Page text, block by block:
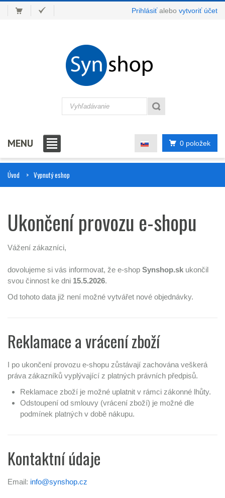
Prihlásiťalebo vytvoriť účet
0 položek
MENU
Úvod Vypnutý eshop
Ukončení provozu e-shopu
Vážení zákazníci,
dovolujeme si vás informovat, že e-shop Synshop.sk ukončil
svou činnost ke dni 15.5.2026.
Od tohoto data již není možné vytvářet nové objednávky.
Reklamace a vrácení zboží
I po ukončení provozu e-shopu zůstávají zachována veškerá
práva zákazníků vyplývající z platných právních předpisů.
Reklamace zboží je možné uplatnit v rámci zákonné lhůty.
Odstoupení od smlouvy (vrácení zboží) je možné dle
podmínek platných v době nákupu.
Kontaktní údaje
Email: info@synshop.cz